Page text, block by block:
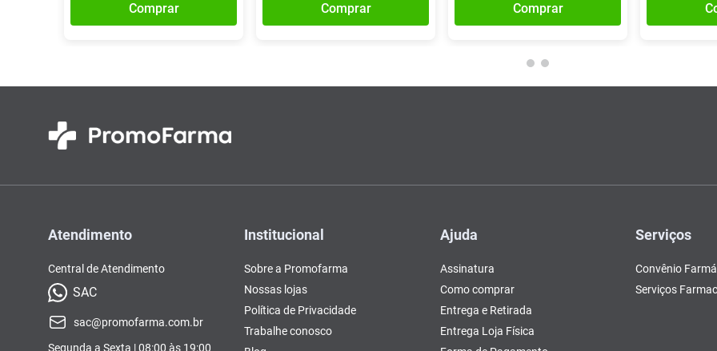
Comprar Comprar Comprar
Atendimento
Central de Atendimento
SAC
sac@promofarma.com.br
Segunda a Sexta | 08:00 às 19:00
Institucional
Sobre a Promofarma
Nossas lojas
Política de Privacidade
Trabalhe conosco
Ajuda
Assinatura
Como comprar
Entrega e Retirada
Entrega Loja Física
Serviços
Convênio
Serviços